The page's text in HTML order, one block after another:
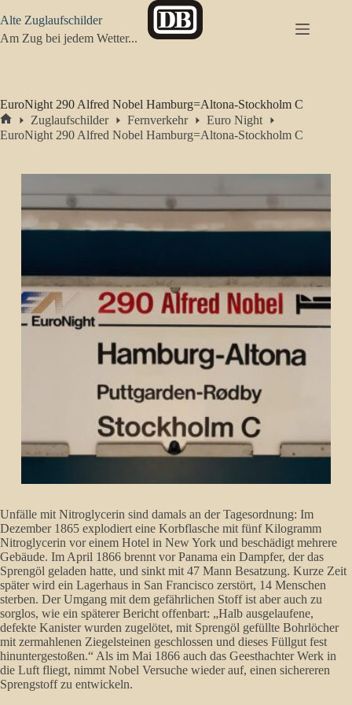
Inhalt
springen
Alte Zuglaufschilder
Am Zug bei jedem Wetter...
EuroNight 290 Alfred Nobel Hamburg=Altona-Stockholm C
Start
Zuglaufschilder Fernverkehr
Euro Night
EuroNight 290 Alfred Nobel Hamburg=Altona-Stockholm C
Unfälle mit Nitroglycerin sind damals an der Tagesordnung: Im
Dezember 1865 explodiert eine Korbflasche mit fünf Kilogramm
Nitroglycerin vor einem Hotel in New York und beschädigt mehrere
Gebäude. Im April 1866 brennt vor Panama ein Dampfer, der das
Sprengöl geladen hatte, und sinkt mit 47 Mann Besatzung. Kurze Zeit
später wird ein Lagerhaus in San Francisco zerstört, 14 Menschen
sterben. Der Umgang mit dem gefährlichen Stoff ist aber auch zu
sorglos, wie ein späterer Bericht offenbart: „Halb ausgelaufene,
defekte Kanister wurden zugelötet, mit Sprengöl gefüllte Bohrlöcher
mit zermahlenen Ziegelsteinen geschlossen und dieses Füllgut fest
hinuntergestoßen.“ Als im Mai 1866 auch das Geesthachter Werk in
die Luft fliegt, nimmt Nobel Versuche wieder auf, einen sichereren
Sprengstoff zu entwickeln.